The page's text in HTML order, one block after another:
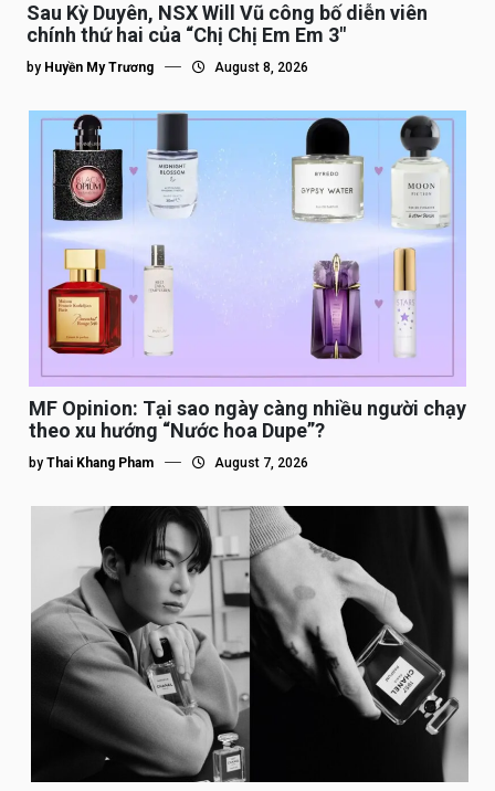
Sau Kỳ Duyên, NSX Will Vũ công bố diễn viên
chính thứ hai của “Chị Chị Em Em 3″
by Huyền My Trương August 8, 2026
MF Opinion: Tại sao ngày càng nhiều người chạy
theo xu hướng “Nước hoa Dupe”?
by Thai Khang Pham August 7, 2026